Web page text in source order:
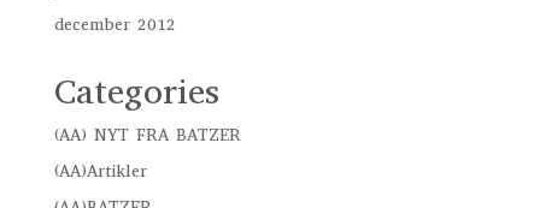
december 2012
Categories
(AA) NYT FRA BATZER
(AA)Artikler